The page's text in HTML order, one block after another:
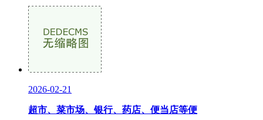
2026-02-21
超市、菜市场、银行、药店、便当店等便